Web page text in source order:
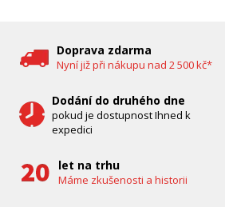
Doprava zdarma
Nyní již při nákupu nad 2 500 kč*
Dodání do druhého dne
pokud je dostupnost Ihned k
expedici
let na trhu
Máme zkušenosti a historii